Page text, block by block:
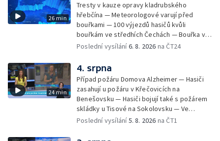
26 min
Tresty v kauze opravy kladrubského
hřebčína — Meteorologové varují před
bouřkami — 100 výjezdů hasičů kvůli
bouřkám ve středhích Čechách — Bouřka v
LK za sebou zanechala polámané stromy,
likvidovali několik požárů — Časová
schránka ukrytá na Václavském náměstí —
Necelý kilometr řeky Otavy u šumavského
Annína je téměř bez vody — Tábor pro děti
odsouzených — Cyklysta spadl v Karlvoych
Varech do řeky — Restaurace trápí
nedostatek kuchařů — Do pastí na hmyz se
Poslední vysílání6. 8. 2026 na ČT24
24 min
4. srpna
Případ požáru Domova Alzheimer — Hasiči
zasahují u požáru v Křečovicích na
Benešovsku — Hasiči bojují také s požárem
skládky u Tisové na Sokolovsku — Ve
Strážnici na Hodonínsku padl další teplotní
zřítil strop — Požár lesa u šumavských
Poslední vysílání5. 8. 2026 na ČT1